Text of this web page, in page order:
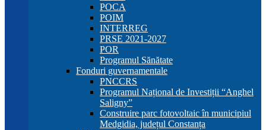
POCA
POIM
INTERREG
PRSE 2021-2027
POR
Programul Sănătate
Fonduri guvernamentale
PNCCRS
Programul Național de Investiții “Anghel
Saligny”
Construire parc fotovoltaic în municipiul
Medgidia, județul Constanța